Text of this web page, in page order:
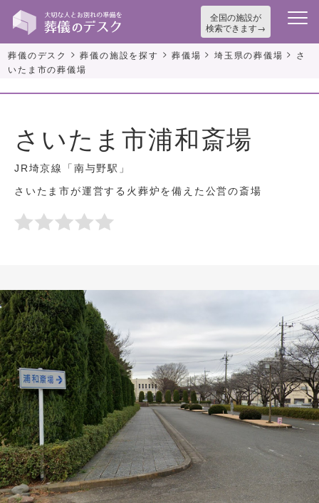
全国の施設が
検索できます
葬儀のデスク >葬儀の施設を探す >葬儀場 >埼玉県の葬儀場 > さ
いたま市の葬儀場
さいたま市浦和斎場
JR埼京線「南与野駅」
さいたま市が運営する火葬炉を備えた公営の斎場